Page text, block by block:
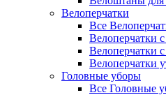
Велоперчатки
Все
Велоперчатки
Велоперчатки
Велоперчатки
Головные уборы
Все Головные